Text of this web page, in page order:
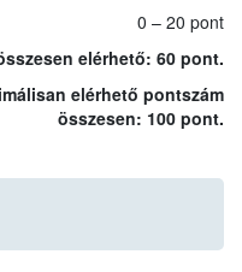
0 – 20 pont
elérhető: 60 pont.
elérhető pontszám
összesen: 100 pont.